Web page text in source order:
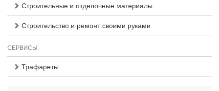
Строительные и отделочные материалы
Строительство и ремонт своими руками
СЕРВИСЫ
Трафареты